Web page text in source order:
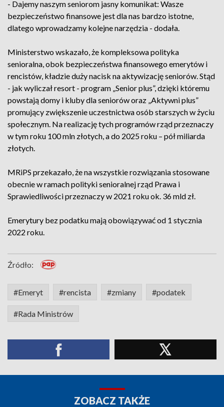
- Dajemy naszym seniorom jasny komunikat: Wasze
bezpieczeństwo finansowe jest dla nas bardzo istotne,
dlatego wprowadzamy kolejne narzędzia - dodała.
Ministerstwo wskazało, że kompleksowa polityka
senioralna, obok bezpieczeństwa finansowego emerytów i
rencistów, kładzie duży nacisk na aktywizację seniorów. Stąd
- jak wyliczał resort - program „Senior plus”, dzięki któremu
powstają domy i kluby dla seniorów oraz „Aktywni plus”
promujący zwiększenie uczestnictwa osób starszych w życiu
społecznym. Na realizację tych programów rząd przeznaczy
w tym roku 100 mln złotych, a do 2025 roku – pół miliarda
złotych.
MRiPS przekazało, że na wszystkie rozwiązania stosowane
obecnie w ramach polityki senioralnej rząd Prawa i
Sprawiedliwości przeznaczy w 2021 roku ok. 36 mld zł.
Emerytury bez podatku mają obowiązywać od 1 stycznia
2022 roku.
Źródło:
#Emeryt #rencista #zmiany #podatek
#Rada Ministrów
ZOBACZ TAKŻE